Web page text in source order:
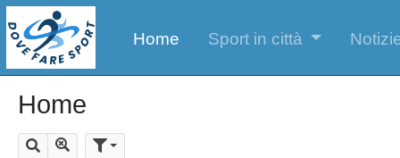
Home Sport in città
Home
Cerca Mostra tutti i risultati
Parametri di ricerca